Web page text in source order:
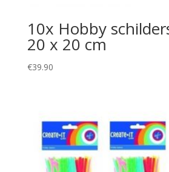
10x Hobby
20 x 20 cm
€39.90